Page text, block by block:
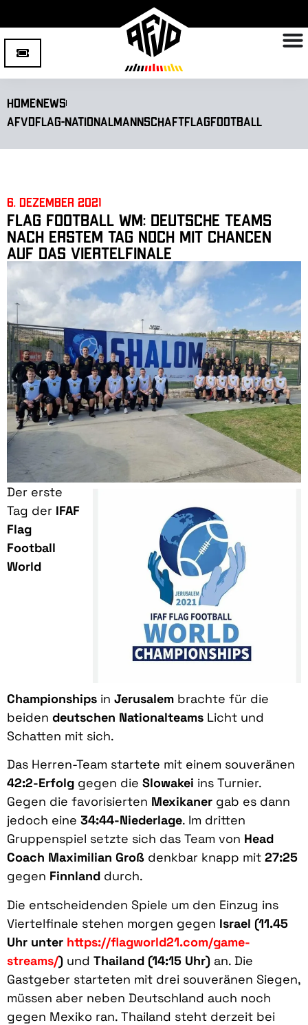
HomeNews
AFVDFlag-NationalmannschaftFlagfootball
6. Dezember 2021
Flag Football WM: Deutsche Teams
nach erstem Tag noch mit Chancen
auf das Viertelfinale
Der erste
Tag der IFAF
Flag
Football
World
Championships in Jerusalem brachte für die
beiden deutschen Nationalteams Licht und
Schatten mit sich.
Das Herren-Team startete mit einem souveränen
42:2-Erfolg gegen die Slowakei ins Turnier.
Gegen die favorisierten Mexikaner gab es dann
jedoch eine 34:44-Niederlage. Im dritten
Gruppenspiel setzte sich das Team von Head
Coach Maximilian Groß denkbar knapp mit 27:25
gegen Finnland durch.
Die entscheidenden Spiele um den Einzug ins
Viertelfinale stehen morgen gegen Israel (11.45
Uhr unter https://flagworld21.com/game-
streams/) und Thailand (14:15 Uhr) an. Die
Gastgeber starteten mit drei souveränen Siegen,
müssen aber neben Deutschland auch noch
gegen Mexiko ran. Thailand steht derzeit bei